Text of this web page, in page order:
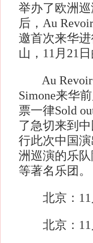
举办了欧洲
后，Au
邀首次来华
山，11月21
Au Revoir
Simone来华
票一律Sold
了急切来到
行此次中国
洲巡演的乐队
等著名乐团。
北京：11
北京：11月